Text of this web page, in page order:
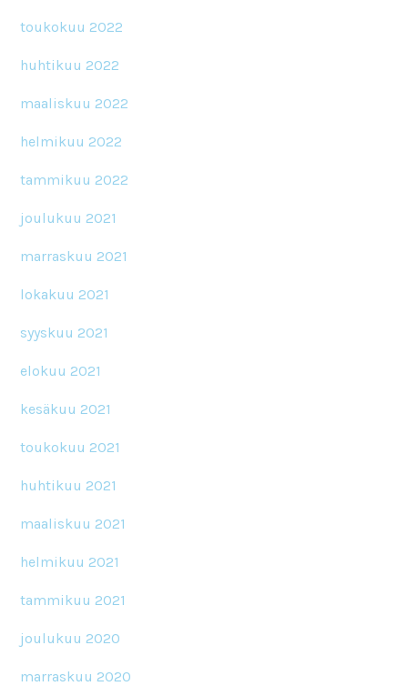
toukokuu 2022
huhtikuu 2022
maaliskuu 2022
helmikuu 2022
tammikuu 2022
joulukuu 2021
marraskuu 2021
lokakuu 2021
syyskuu 2021
elokuu 2021
kesäkuu 2021
toukokuu 2021
huhtikuu 2021
maaliskuu 2021
helmikuu 2021
tammikuu 2021
joulukuu 2020
marraskuu 2020